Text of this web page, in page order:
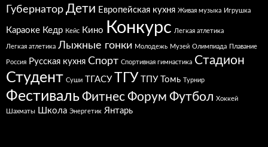
Губернатор Дети Европейская кухня Живая музыка Игрушка
Караоке Кедр Кейс Кино Конкурс Легкая атлетика
Легкая атлетика Лыжные гонки Молодежь Музей Олимпиада Плавание
Россия Русская кухня Спорт Спортивная гимнастика Стадион
Студент Суши ТГАСУ ТГУ ТПУ Томь Турнир
ФестивальФитнесФорум Футбол Хоккей
Шахматы Школа Энергетик Янтарь